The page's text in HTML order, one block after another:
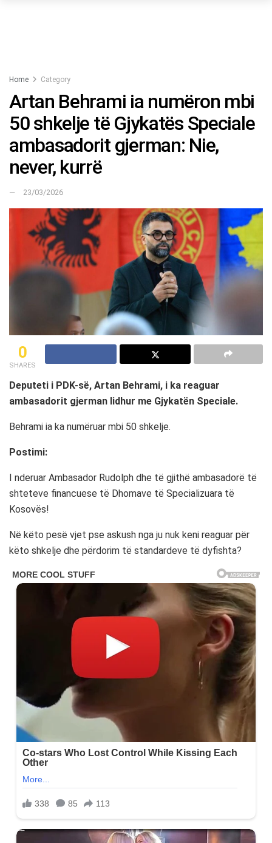
Home Category
Artan Behrami ia numëron mbi
50 shkelje të Gjykatës Speciale
ambasadorit gjerman: Nie,
never, kurrë
23/03/2026
0
SHARES
Deputeti i PDK-së, Artan Behrami, i ka reaguar
ambasadorit gjerman lidhur me Gjykatën Speciale.
Behrami ia ka numëruar mbi 50 shkelje.
Postimi:
I nderuar Ambasador Rudolph dhe të gjithë ambasadorë të
shteteve financuese të Dhomave të Specializuara të
Kosovës!
Në këto pesë vjet pse askush nga ju nuk keni reaguar për
këto shkelje dhe përdorim të standardeve të dyfishta?